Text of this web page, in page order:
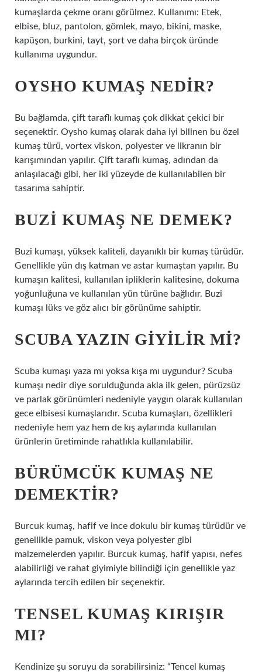
kumaşlarda çekme oranı görülmez. Kullanımı: Etek,
elbise, bluz, pantolon, gömlek, mayo, bikini, maske,
kapüşon, burkini, tayt, şort ve daha birçok üründe
kullanıma uygundur.
OYSHO KUMAŞ NEDIR?
Bu bağlamda, çift taraflı kumaş çok dikkat çekici bir
seçenektir. Oysho kumaş olarak daha iyi bilinen bu özel
kumaş türü, vortex viskon, polyester ve likranın bir
karışımından yapılır. Çift taraflı kumaş, adından da
anlaşılacağı gibi, her iki yüzeyde de kullanılabilen bir
tasarıma sahiptir.
BUZI KUMAŞ NE DEMEK?
Buzi kumaşı, yüksek kaliteli, dayanıklı bir kumaş türüdür.
Genellikle yün dış katman ve astar kumaştan yapılır. Bu
kumaşın kalitesi, kullanılan ipliklerin kalitesine, dokuma
yoğunluğuna ve kullanılan yün türüne bağlıdır. Buzi
kumaşı lüks ve göz alıcı bir görünüme sahiptir.
SCUBA YAZIN GIYILIR MI?
Scuba kumaşı yaza mı yoksa kışa mı uygundur? Scuba
kumaşı nedir diye sorulduğunda akla ilk gelen, pürüzsüz
ve parlak görünümleri nedeniyle yaygın olarak kullanılan
gece elbisesi kumaşlarıdır. Scuba kumaşları, özellikleri
nedeniyle hem yaz hem de kış aylarında kullanılan
ürünlerin üretiminde rahatlıkla kullanılabilir.
BÜRÜMCÜK KUMAŞ NE
DEMEKTIR?
Burcuk kumaş, hafif ve ince dokulu bir kumaş türüdür ve
genellikle pamuk, viskon veya polyester gibi
malzemelerden yapılır. Burcuk kumaş, hafif yapısı, nefes
alabilirliği ve rahat giyimiyle bilindiği için genellikle yaz
aylarında tercih edilen bir seçenektir.
TENSEL KUMAŞ KIRIŞIR
MI?
Kendinize şu soruyu da sorabilirsiniz: “Tencel kumaş